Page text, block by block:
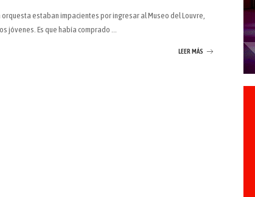
estaban impacientes por ingresar al Museo del Louvre,
jóvenes. Es que había comprado ...
LEER MÁS